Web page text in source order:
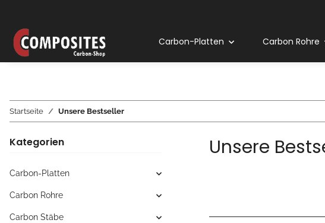
Carbon-Platten Carbon Rohre
Startseite Unsere Bestseller
Unsere
Kategorien
Carbon-Platten
Carbon Rohre
Carbon Stäbe